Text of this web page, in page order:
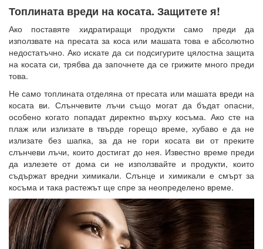
Топлината вреди на косата. Защитете я!
Ако поставяте хидратиращи продукти само преди да
използвате на пресата за коса или машата това е абсолютно
недостатъчно. Ако искате да си подсигурите цялостна защита
на косата си, трябва да започнете да се грижите много преди
това.
Не само топлината отделяна от пресата или машата вреди на
косата ви. Слънчевите лъчи също могат да бъдат опасни,
особено когато попадат директно върху косъма. Ако сте на
плаж или излизате в твърде горещо време, хубаво е да не
излизате без шапка, за да не гори косата ви от преките
слънчеви лъчи, които достигат до нея. Известно време преди
да излезете от дома си не използвайте и продукти, които
съдържат вредни химикали. Слънце и химикали е смърт за
косъма и така растежът ще спре за неопределено време.